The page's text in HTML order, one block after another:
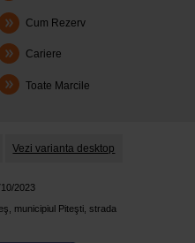
Cum Rezerv
Cariere
Toate Marcile
Vezi varianta desktop
2023
municipiul Piteşti, strada